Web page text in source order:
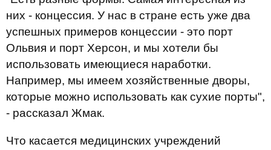
них - концессия. У нас в стране есть уже два
успешных примеров концессии - это порт
Ольвия и порт Херсон, и мы хотели бы
использовать имеющиеся наработки.
Например, мы имеем хозяйственные дворы,
которые можно использовать как сухие порты",
- рассказал Жмак.
Что касается медицинских учреждений